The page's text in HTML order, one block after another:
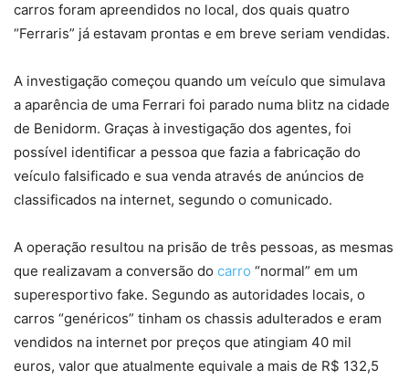
carros foram apreendidos no local, dos quais quatro
“Ferraris” já estavam prontas e em breve seriam vendidas.
A investigação começou quando um veículo que simulava
a aparência de uma Ferrari foi parado numa blitz na cidade
de Benidorm. Graças à investigação dos agentes, foi
possível identificar a pessoa que fazia a fabricação do
veículo falsificado e sua venda através de anúncios de
classificados na internet, segundo o comunicado.
A operação resultou na prisão de três pessoas, as mesmas
que realizavam a conversão do carro “normal” em um
superesportivo fake. Segundo as autoridades locais, o
carros “genéricos” tinham os chassis adulterados e eram
vendidos na internet por preços que atingiam 40 mil
euros, valor que atualmente equivale a mais de R$ 132,5